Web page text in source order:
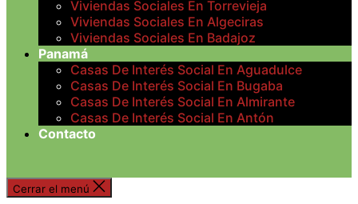
Viviendas Sociales En Torrevieja
Viviendas Sociales En Algeciras
Viviendas Sociales En Badajoz
Panamá
Casas De Interés Social En Aguadulce
Casas De Interés Social En Bugaba
Casas De Interés Social En Almirante
Casas De Interés Social En Antón
Contacto
Cerrar el menú